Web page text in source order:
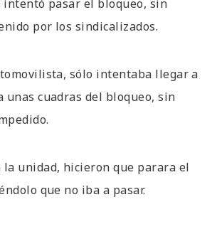
pasar el bloqueo, sin
por los sindicalizados.
sólo intentaba llegar a
unas cuadras del bloqueo, sin
la unidad, hicieron que parara el
que no iba a pasar.